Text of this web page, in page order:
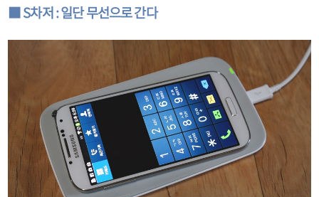
■ S차저 : 일단 무선으로 간다